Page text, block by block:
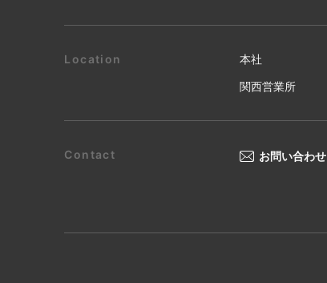
本社
関西営業所
お問い合わせ